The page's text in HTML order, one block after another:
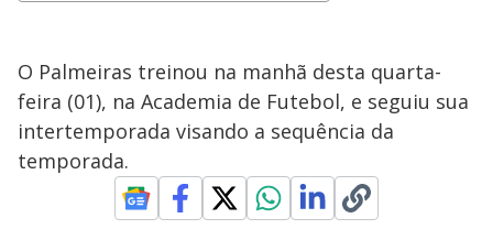
O Palmeiras treinou na manhã desta quarta-
feira (01), na Academia de Futebol, e seguiu sua
intertemporada visando a sequência da
temporada.